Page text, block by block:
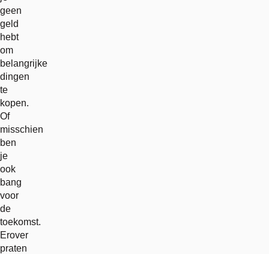
geen
geld
hebt
om
belangrijke
dingen
te
kopen.
Of
misschien
ben
je
ook
bang
voor
de
toekomst.
Erover
praten